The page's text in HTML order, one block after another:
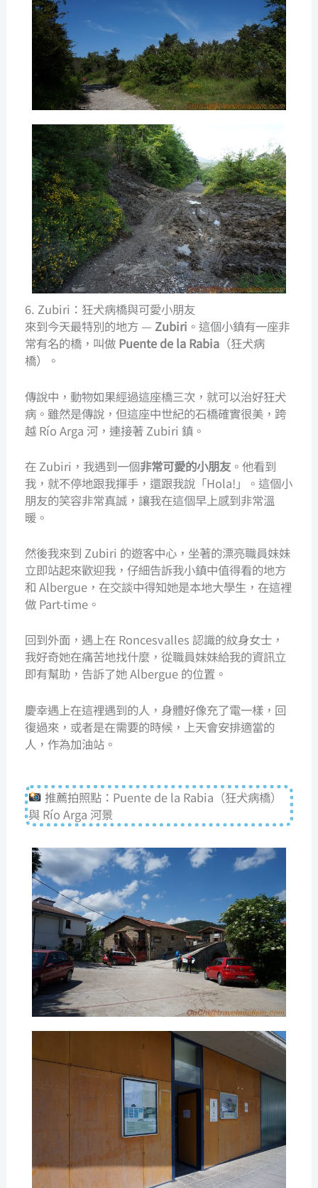
6. Zubiri：狂犬病橋與可愛小朋友
來到今天最特別的地方 — Zubiri 。這個小鎮有一座非
常有名的橋，叫做 Puente de la Rabia （狂犬病
橋）。
傳說中，動物如果經過這座橋三次，就可以治好狂犬
病。雖然是傳說，但這座中世紀的石橋確實很美，跨
越 Río Arga 河，連接著 Zubiri 鎮。
在 Zubiri，我遇到一個非常可愛的小朋友 。他看到
我，就不停地跟我揮手，還跟我說「Hola!」。這個小
朋友的笑容非常真誠，讓我在這個早上感到非常溫
暖。
然後我來到 Zubiri 的遊客中心，坐著的漂亮職員妹妹
立即站起來歡迎我，仔細告訴我小鎮中值得看的地方
和 Albergue，在交談中得知她是本地大學生，在這裡
做 Part-time。
回到外面，遇上在 Roncesvalles 認識的紋身女士，
我好奇她在痛苦地找什麼，從職員妹妹給我的資訊立
即有幫助，告訴了她 Albergue 的位置。
慶幸遇上在這裡遇到的人，身體好像充了電一樣，回
復過來，或者是在需要的時候，上天會安排適當的
人，作為加油站。
推薦拍照點：Puente de la Rabia（狂犬病橋）
與 Río Arga 河景